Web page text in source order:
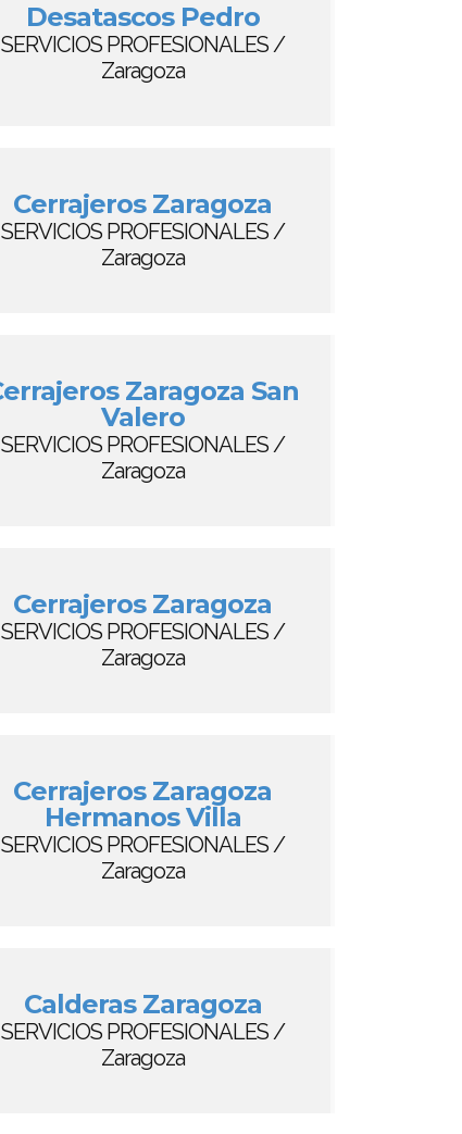
Desatascos Pedro
SERVICIOS PROFESIONALES /
Zaragoza
Cerrajeros Zaragoza
SERVICIOS PROFESIONALES /
Zaragoza
Zaragoza San
Valero
SERVICIOS PROFESIONALES /
Zaragoza
Cerrajeros Zaragoza
SERVICIOS PROFESIONALES /
Zaragoza
Cerrajeros Zaragoza
Hermanos Villa
SERVICIOS PROFESIONALES /
Zaragoza
Calderas Zaragoza
SERVICIOS PROFESIONALES /
Zaragoza